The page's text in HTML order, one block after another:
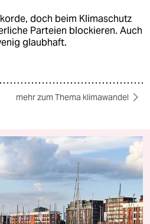
doch beim Klimaschutz
Parteien blockieren. Auch
glaubhaft.
mehr zum Thema klimawandel